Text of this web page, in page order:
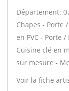
Département:
Chapes - Porte
en PVC - Porte
Cuisine clé en
sur mesure -
Voir la fiche